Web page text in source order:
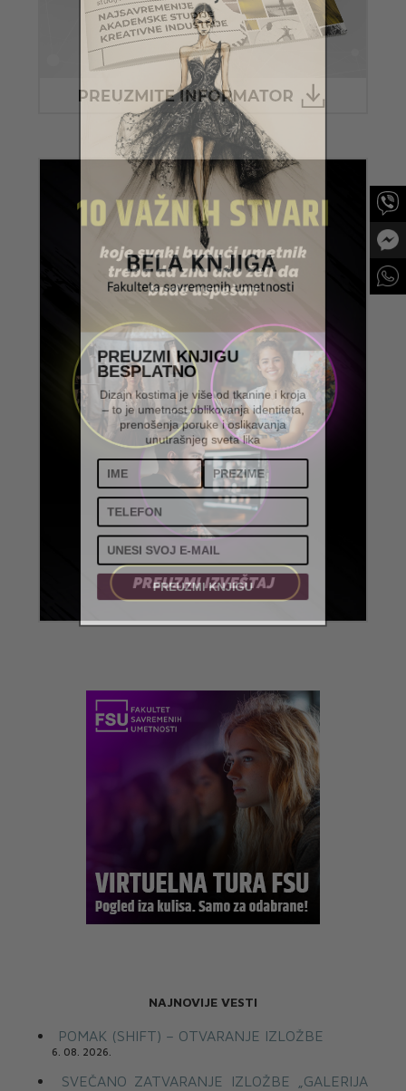
NAJNOVIJE VESTI
POMAK (SHIFT) – OTVARANJE IZLOŽBE
6. 08. 2026.
SVEČANO ZATVARANJE IZLOŽBE „GALERIJA
PREUZMI KNJIGU
BESPLATNO
Dizajn kostima je više od tkanine i kroja
– to je umetnost oblikovanja identiteta,
prenošenja poruke i oslikavanja
unutrašnjeg sveta lika